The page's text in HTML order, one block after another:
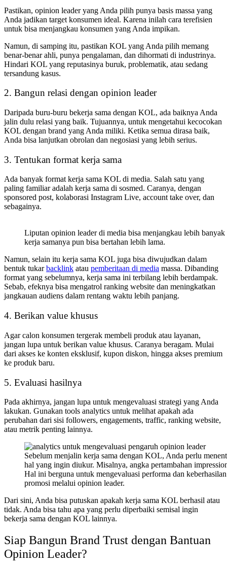
Pastikan, opinion leader yang Anda pilih punya basis massa yang
Anda jadikan target konsumen ideal. Karena inilah cara terefisien
untuk bisa menjangkau konsumen yang Anda impikan.
Namun, di samping itu, pastikan KOL yang Anda pilih memang
benar-benar ahli, punya pengalaman, dan dihormati di industrinya.
Hindari KOL yang reputasinya buruk, problematik, atau sedang
tersandung kasus.
2. Bangun relasi dengan opinion leader
Daripada buru-buru bekerja sama dengan KOL, ada baiknya Anda
jalin dulu relasi yang baik. Tujuannya, untuk mengetahui kecocokan
KOL dengan brand yang Anda miliki. Ketika semua dirasa baik,
Anda bisa lanjutkan obrolan dan negosiasi yang lebih serius.
3. Tentukan format kerja sama
Ada banyak format kerja sama KOL di media. Salah satu yang
paling familiar adalah kerja sama di sosmed. Caranya, dengan
sponsored post, kolaborasi Instagram Live, account take over, dan
sebagainya.
Liputan opinion leader di media bisa menjangkau lebih banyak
kerja samanya pun bisa bertahan lebih lama.
Namun, selain itu kerja sama KOL juga bisa diwujudkan dalam
bentuk tukarbacklink atau pemberitaan di media massa. Dibanding
format yang sebelumnya, kerja sama ini terbilang lebih berdampak.
Sebab, efeknya bisa mengatrol ranking website dan meningkatkan
jangkauan audiens dalam rentang waktu lebih panjang.
4. Berikan value khusus
Agar calon konsumen tergerak membeli produk atau layanan,
jangan lupa untuk berikan value khusus. Caranya beragam. Mulai
dari akses ke konten eksklusif, kupon diskon, hingga akses premium
ke produk baru.
5. Evaluasi hasilnya
Pada akhirnya, jangan lupa untuk mengevaluasi strategi yang Anda
lakukan. Gunakan tools analytics untuk melihat apakah ada
perubahan dari sisi followers, engagements, traffic, ranking website,
atau metrik penting lainnya.
Sebelum menjalin kerja sama dengan KOL, Anda perlu
hal yang ingin diukur. Misalnya, angka pertambahan
Hal ini berguna untuk mengevaluasi performa dan
promosi melalui opinion leader.
Dari sini, Anda bisa putuskan apakah kerja sama KOL berhasil atau
tidak. Anda bisa tahu apa yang perlu diperbaiki semisal ingin
bekerja sama dengan KOL lainnya.
Siap Bangun Brand Trust dengan Bantuan
Opinion Leader?